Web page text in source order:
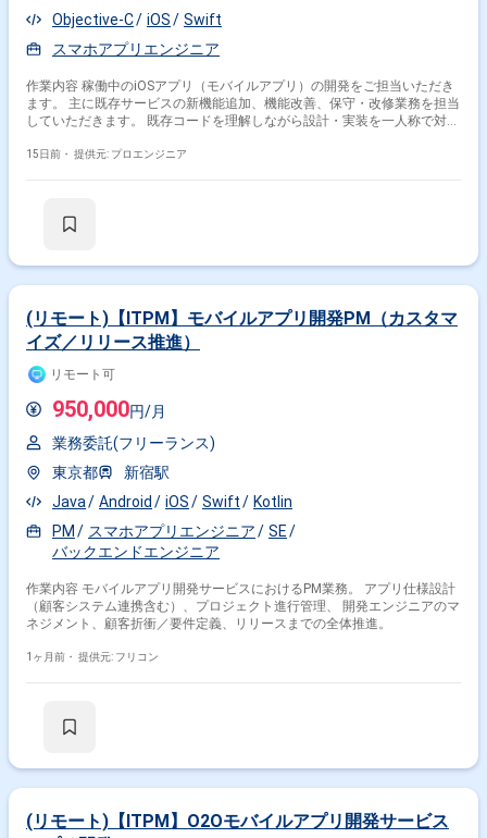
Objective-C
iOS
Swift
スマホアプリエンジニア
作業内容 稼働中のiOSアプリ（モバイルアプリ）の開発をご担当いただき
ます。 主に既存サービスの新機能追加、機能改善、保守・改修業務を担当
していただきます。 既存コードを理解しながら設計・実装を一人称で対応
ただく可能性があります。 既存開発チームへ参画 言語：Swift、Objective-
他：iOSアプリ開発、モバイルアプリ開発
15日前・ 提供元: プロエンジニア
(リモート)【ITPM】モバイルアプリ開発PM（カスタマ
イズ／リリース推進）
リモート可
950,000円/月
業務委託(フリーランス)
東京都
新宿駅
Java
Android iOS Swift
Kotlin
PM
スマホアプリエンジニア
SE
バックエンドエンジニア
作業内容 モバイルアプリ開発サービスにおけるPM業務。 アプリ仕様設計
（顧客システム連携含む）、プロジェクト進行管理、 開発エンジニアのマ
ネジメント、顧客折衝／要件定義、リリースまでの全体推進。
1ヶ月前・ 提供元: フリコン
(リモート)【ITPM】O2Oモバイルアプリ開発サービス